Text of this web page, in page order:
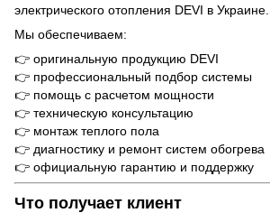
электрического отопления DEVI в Украине.
Мы обеспечиваем:
👉 оригинальную продукцию DEVI
👉 профессиональный подбор системы
👉 помощь с расчетом мощности
👉 техническую консультацию
👉 монтаж теплого пола
👉 диагностику и ремонт систем обогрева
👉 официальную гарантию и поддержку
Что получает клиент